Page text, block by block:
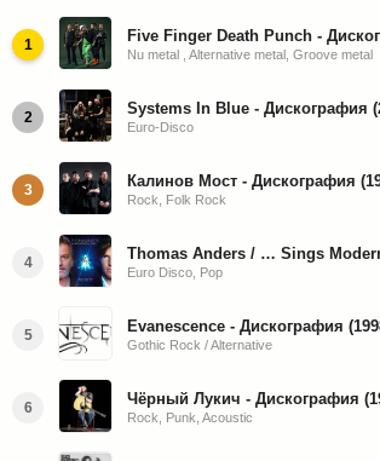
1
Nu metal , Alternative metal, Groove metal
2 Systems In Blue - Дискография
Euro-Disco
3 Калинов Мост - Дискография
Rock, Folk Rock
4
Euro Disco, Pop
5 Evanescence - Дискография
Gothic Rock / Alternative
6 Чёрный Лукич - Дискография
Rock, Punk, Acoustic